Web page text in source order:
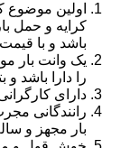
اولین موضوع
کرایه و حمل
باشد و با
یک وانت بار
را دارا باشد و
دارای
رانندگانی
بار مجهز و